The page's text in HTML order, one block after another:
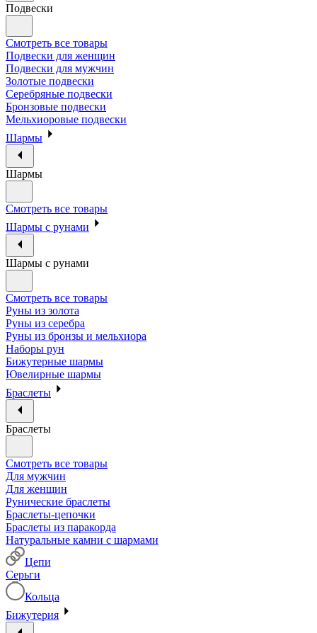
Подвески
Смотреть все товары
Подвески для женщин
Подвески для мужчин
Золотые подвески
Серебряные подвески
Бронзовые подвески
Мельхиоровые подвески
Шармы
Шармы
Смотреть все товары
Шармы с рунами
Шармы с рунами
Смотреть все товары
Руны из золота
Руны из серебра
Руны из бронзы и мельхиора
Наборы рун
Бижутерные шармы
Ювелирные шармы
Браслеты
Браслеты
Смотреть все товары
Для мужчин
Для женщин
Рунические браслеты
Браслеты-цепочки
Браслеты из паракорда
Натуральные камни с шармами
Цепи
Серьги
Кольца
Бижутерия